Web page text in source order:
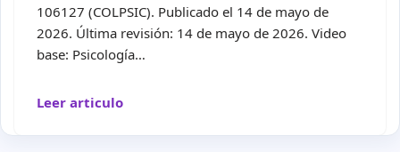
106127 (COLPSIC). Publicado el 14 de mayo de
2026. Última revisión: 14 de mayo de 2026. Video
base: Psicología…
Leer articulo